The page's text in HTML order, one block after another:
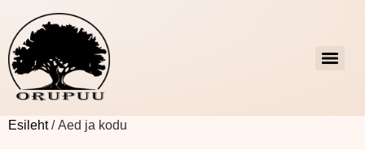
Esileht/ Aed ja kodu